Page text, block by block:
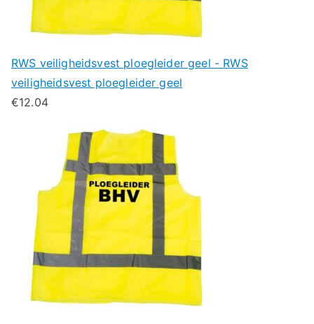
RWS veiligheidsvest ploegleider geel - RWS
veiligheidsvest ploegleider geel
€12.04